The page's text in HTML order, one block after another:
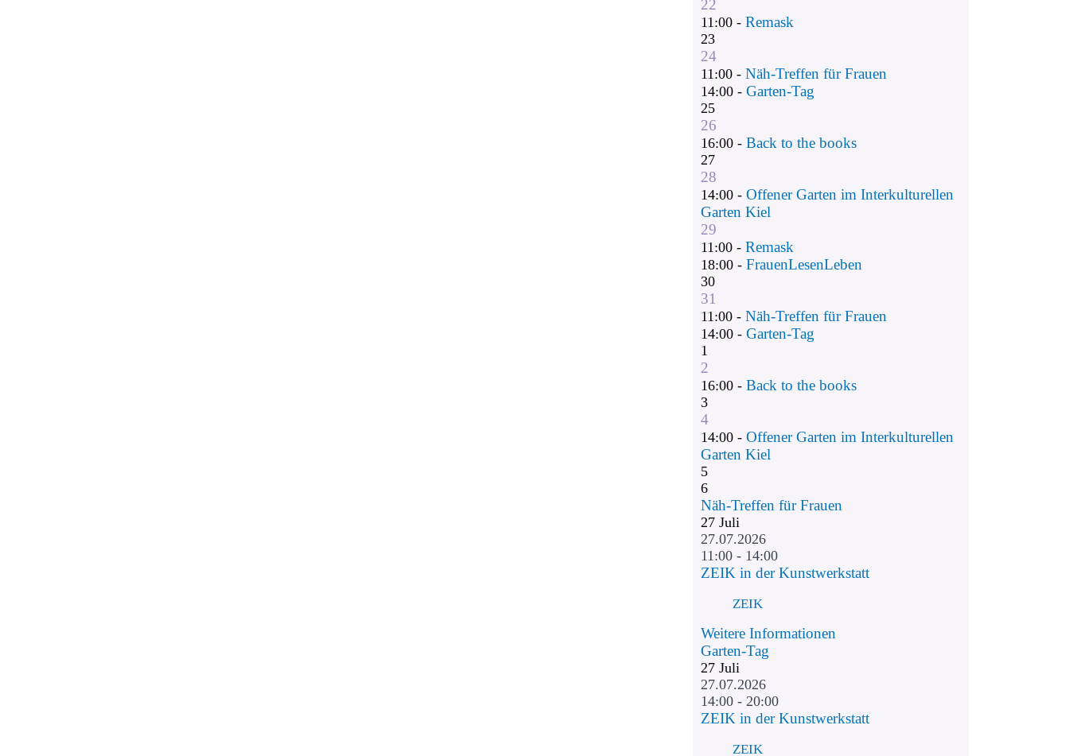
22
11:00 -Remask
23
24
11:00 -Näh-Treffen für Frauen
14:00 -Garten-Tag
25
26
16:00 -Back to the books
27
28
14:00 -Offener Garten im Interkulturellen
Garten Kiel
29
11:00 -Remask
18:00 -FrauenLesenLeben
30
31
11:00 -Näh-Treffen für Frauen
14:00 -Garten-Tag
1
2
16:00 -Back to the books
3
4
14:00 -Offener Garten im Interkulturellen
Garten Kiel
5
6
Näh-Treffen für Frauen
27 Juli
27.07.2026
11:00 - 14:00
ZEIK in der Kunstwerkstatt
ZEIK
Weitere Informationen
Garten-Tag
27 Juli
27.07.2026
14:00 - 20:00
ZEIK in der Kunstwerkstatt
ZEIK